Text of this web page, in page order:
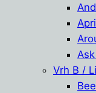
Vrh B /